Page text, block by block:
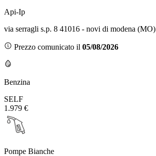
Api-Ip
via serragli s.p. 8 41016 - novi di modena (MO)
Prezzo comunicato il 05/08/2026
Benzina
SELF
1.979 €
Pompe Bianche